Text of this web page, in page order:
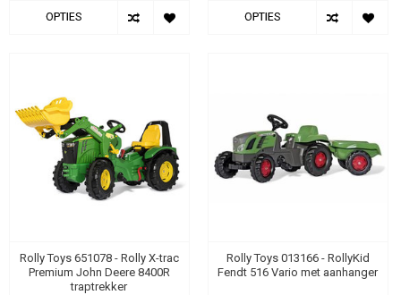
OPTIES OPTIES
Rolly Toys 651078 - Rolly X-trac
Premium John Deere 8400R
traptrekker
Rolly Toys 013166 - RollyKid
Fendt 516 Vario met aanhanger